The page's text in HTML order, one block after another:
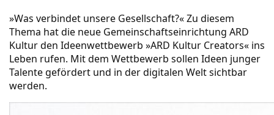
»Was verbindet unsere Gesellschaft?« Zu diesem
Thema hat die neue Gemeinschaftseinrichtung ARD
Kultur den Ideenwettbewerb »ARD Kultur Creators« ins
Leben rufen. Mit dem Wettbewerb sollen Ideen junger
Talente gefördert und in der digitalen Welt sichtbar
werden.